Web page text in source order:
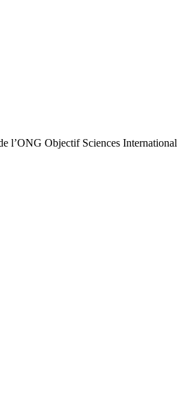
l’ONG Objectif Sciences International